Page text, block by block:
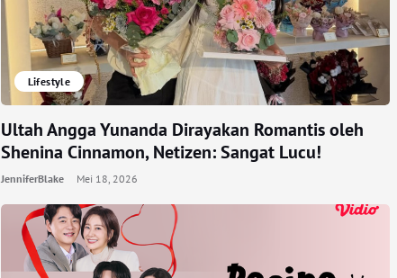
Lifestyle
Ultah Angga Yunanda Dirayakan Romantis oleh
Shenina Cinnamon, Netizen: Sangat Lucu!
JenniferBlake Mei 18, 2026